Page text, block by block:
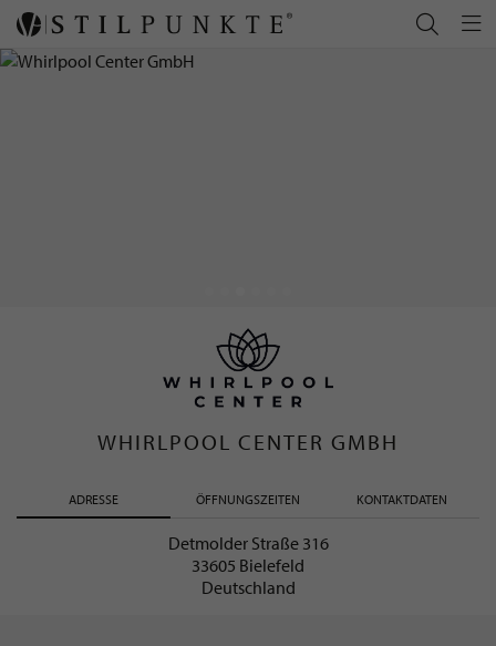
WHIRLPOOL CENTER GMBH
ADRESSE ÖFFNUNGSZEITEN KONTAKTDATEN
Detmolder Straße 316
33605 Bielefeld
Deutschland